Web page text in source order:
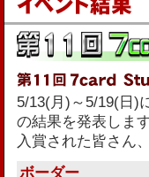
5/13(月)～5/19(日)
の結果を発表しま
入賞された皆さん
ボーダー